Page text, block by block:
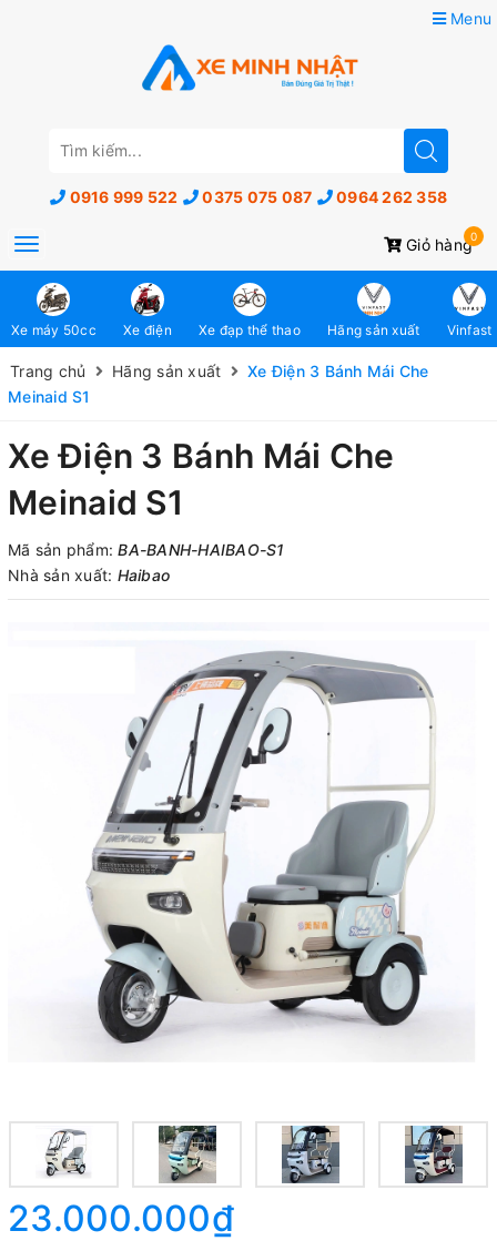
Menu
0916 999 522 0375 075 087 0964 262 358
Giỏ hàng0
Toggle
navigation
Xe máy 50cc Xe điện Xe đạp thể thao Hãng sản xuất Vinfast
Trang chủ Hãng sản xuất
Xe Điện 3 Bánh Mái Che
Meinaid S1
Xe Điện 3 Bánh Mái Che
Meinaid S1
Mã sản phẩm:BA-BANH-HAIBAO-S1
Nhà sản xuất: Haibao
23.000.000₫